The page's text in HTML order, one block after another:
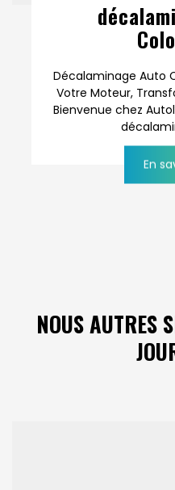
Décalaminage Auto
Votre Moteur,
Bienvenue chez
En
NOUS AUTRES